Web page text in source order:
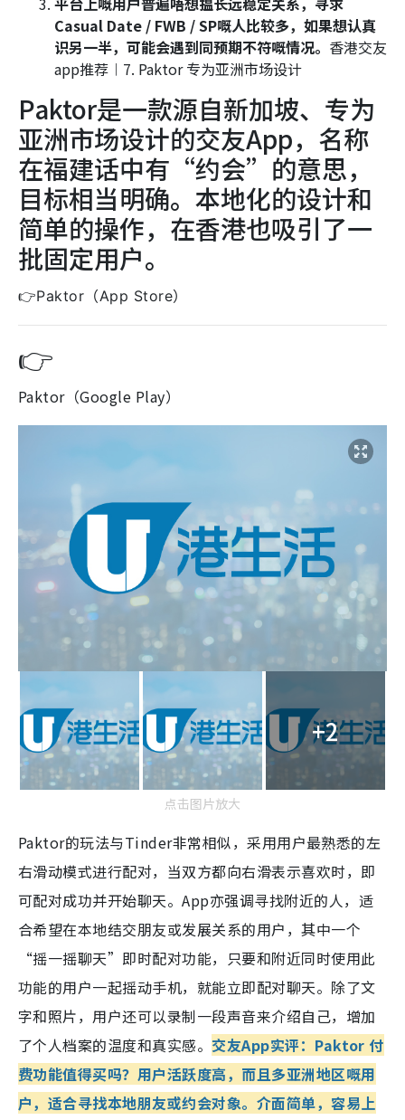
Casual Date / FWB / SP嘅人比较多，如果想认真
识另一半，可能会遇到同预期不符嘅情况。 香港交友
app推荐︱7. Paktor 专为亚洲市场设计
Paktor是一款源自新加坡、专为
亚洲市场设计的交友App，名称
在福建话中有“约会”的意思，
目标相当明确。本地化的设计和
简单的操作，在香港也吸引了一
批固定用户。
👉Paktor （App Store）
👉
Paktor（Google Play）
+2
点击图片放大
Paktor的玩法与Tinder非常相似，采用用户最熟悉的左
右滑动模式进行配对，当双方都向右滑表示喜欢时，即
可配对成功并开始聊天。App亦强调寻找附近的人，适
合希望在本地结交朋友或发展关系的用户，其中一个
“摇一摇聊天”即时配对功能，只要和附近同时使用此
功能的用户一起摇动手机，就能立即配对聊天。除了文
字和照片，用户还可以录制一段声音来介绍自己，增加
了个人档案的温度和真实感。 交友App实评：Paktor 付
费功能值得买吗？ 用户活跃度高，而且多亚洲地区嘅用
户，适合寻找本地朋友或约会对象。介面简单，容易上